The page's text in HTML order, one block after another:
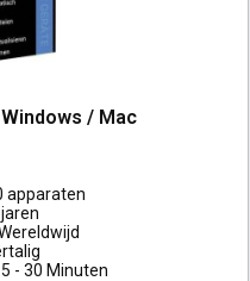
Windows / Mac
apparaten
5 - 30 Minuten